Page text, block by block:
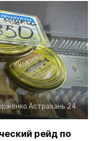
Астрахань 24
рейд по